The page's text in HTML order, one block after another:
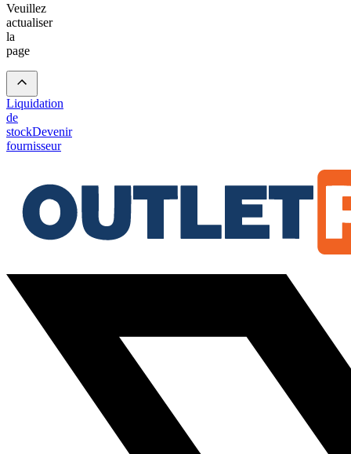
Veuillez
actualiser
la
page
Liquidation
de
stockDevenir
fournisseur